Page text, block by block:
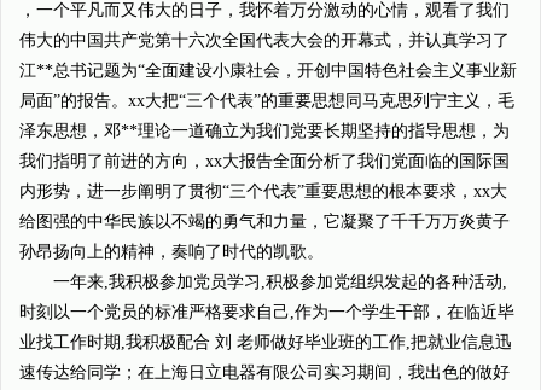
，一个平凡而又伟大的日子，我怀着万分激动的心情，观看了我们
伟大的中国共产党第十六次全国代表大会的开幕式，并认真学习了
江**总书记题为“全面建设小康社会，开创中国特色社会主义事业新
局面”的报告。xx大把“三个代表”的重要思想同马克思列宁主义，毛
泽东思想，邓**理论一道确立为我们党要长期坚持的指导思想，为
我们指明了前进的方向，xx大报告全面分析了我们党面临的国际国
内形势，进一步阐明了贯彻“三个代表”重要思想的根本要求，xx大
给图强的中华民族以不竭的勇气和力量，它凝聚了千千万万炎黄子
孙昂扬向上的精神，奏响了时代的凯歌。
一年来,我积极参加党员学习,积极参加党组织发起的各种活动,
时刻以一个党员的标准严格要求自己,作为一个学生干部，在临近毕
业找工作时期,我积极配合 刘 老师做好毕业班的工作,把就业信息迅
速传达给同学；在上海日立电器有限公司实习期间，我出色的做好